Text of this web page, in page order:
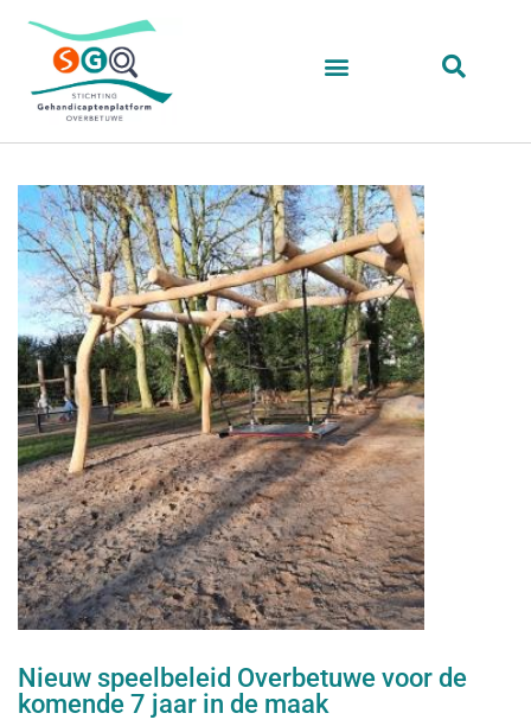
Nieuw speelbeleid Overbetuwe voor de
komende 7 jaar in de maak